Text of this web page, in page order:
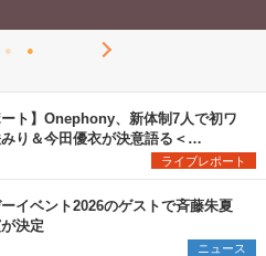
ート】Onephony、新体制7人で初ワ
り＆今田優衣が決意語る＜
制1st Oneman Live はじまりの夏
ライブレポート
イベント2026のゲストで斉藤朱夏
決定
ニュース